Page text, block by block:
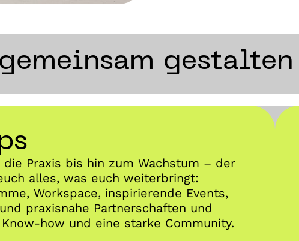
gestalten
Praxis bis hin zum Wachstum – der
alles, was euch weiterbringt:
Workspace, inspirierende Events,
praxisnahe Partnerschaften und
how und eine starke Community.